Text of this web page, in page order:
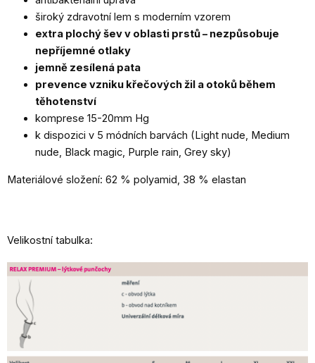
široký zdravotní lem s moderním vzorem
extra plochý šev v oblasti prstů – nezpůsobuje
nepříjemné otlaky
jemně zesílená pata
prevence vzniku křečových žil a otoků během
těhotenství
komprese 15-20mm Hg
k dispozici v 5 módních barvách (Light nude, Medium
nude, Black magic, Purple rain, Grey sky)
Materiálové složení: 62 % polyamid, 38 % elastan
Velikostní tabulka: